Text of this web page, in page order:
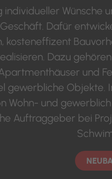
individueller Wünsche
Dafür
kosteneffizent
Dazu
und
gewerbliche Objekte.
Wohn- und
Auftraggeber bei